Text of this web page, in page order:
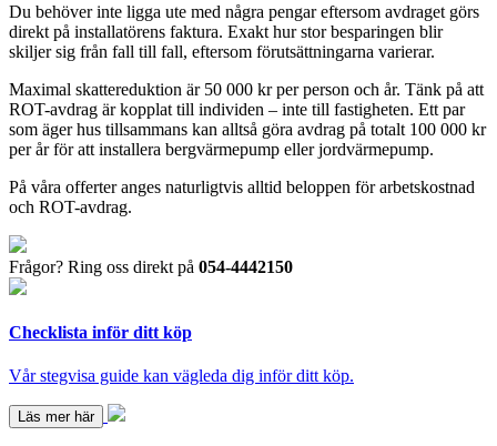
Du behöver inte ligga ute med några pengar eftersom avdraget görs
direkt på installatörens faktura. Exakt hur stor besparingen blir
skiljer sig från fall till fall, eftersom förutsättningarna varierar.
Maximal skattereduktion är 50 000 kr per person och år. Tänk på att
ROT-avdrag är kopplat till individen – inte till fastigheten. Ett par
som äger hus tillsammans kan alltså göra avdrag på totalt 100 000 kr
per år för att installera bergvärmepump eller jordvärmepump.
På våra offerter anges naturligtvis alltid beloppen för arbetskostnad
och ROT-avdrag.
Frågor? Ring oss direkt på 054-4442150
Checklista inför ditt köp
Vår stegvisa guide kan vägleda dig inför ditt köp.
Läs mer här